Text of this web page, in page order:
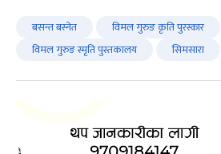
बसन्त बस्नेत
विमल गुरुङ कृति पुरस्कार
विमल गुरुङ स्मृति पुस्तकालय
सिमसारा